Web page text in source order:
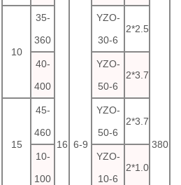
16 6-9 380
10
35-
360
YZO-
30-6
2*2.5
40-
400
YZO-
50-6
2*3.7
15
45-
460
YZO-
50-6
2*3.7
10-
100
YZO-
10-6
2*1.0